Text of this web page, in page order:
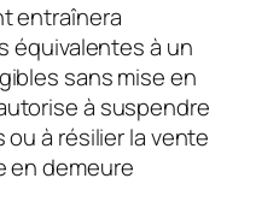
entraînera
équivalentes à un
sans mise en
à suspendre
à résilier la vente
en demeure